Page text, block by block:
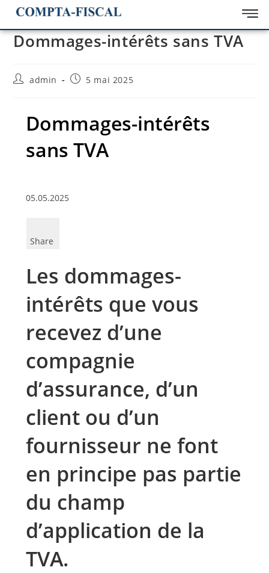
Dommages-intérêts sans TVA
admin 5 mai 2025
Dommages-intérêts
sans TVA
05.05.2025
Share
Les dommages-
intérêts que vous
recevez d’une
compagnie
d’assurance, d’un
client ou d’un
fournisseur ne font
en principe pas partie
du champ
d’application de la
TVA.